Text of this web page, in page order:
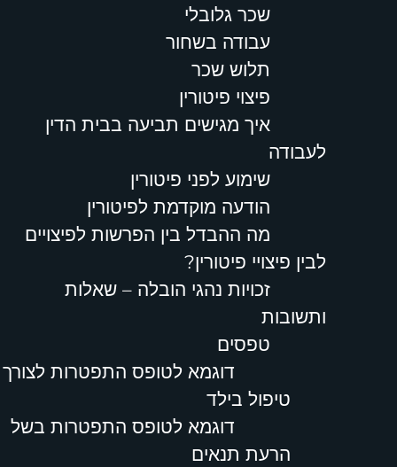
שכר גלובלי
עבודה בשחור
תלוש שכר
פיצוי פיטורין
איך מגישים תביעה בבית הדין
לעבודה
שימוע לפני פיטורין
הודעה מוקדמת לפיטורין
מה ההבדל בין הפרשות לפיצויים
לבין פיצויי פיטורין?
זכויות נהגי הובלה – שאלות
ותשובות
טפסים
דוגמא לטופס התפטרות לצורך
טיפול בילד
דוגמא לטופס התפטרות בשל
הרעת תנאים